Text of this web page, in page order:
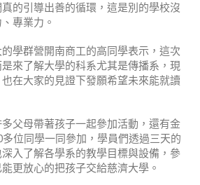
的引導出善的循環，這是別的學校沒
專業力。
學群營開南商工的高同學表示，這次
來了解大學的科系尤其是傳播系，現
在大家的見證下發願希望未來能就讀
父母帶著孩子一起參加活動，還有金
位同學一同參加，學員們透過三天的
入了解各學系的教學目標與設備，參
更放心的把孩子交給慈濟大學。